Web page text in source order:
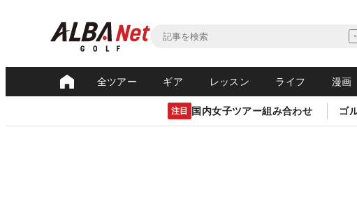
全ツアー ギア レッスン ライフ 漫画
注目 国内女子ツアー組み合わせ ゴ